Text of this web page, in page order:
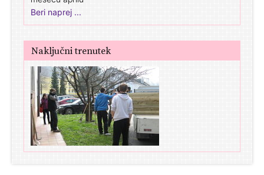
Beri naprej ...
Naključni trenutek